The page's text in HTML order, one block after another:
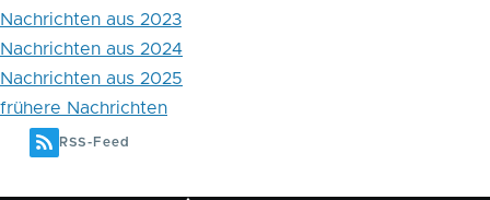
Nachrichten aus 2023
Nachrichten aus 2024
Nachrichten aus 2025
frühere Nachrichten
RSS-Feed